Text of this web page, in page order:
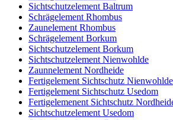
Sichtschutzelement Baltrum
Schrägelement Rhombus
Zaunelement Rhombus
Schrägelement Borkum
Sichtschutzelement Borkum
Sichtschutzelement Nienwohlde
Zaunnelement Nordheide
Fertigelement Sichtschutz Nienwohlde
Fertigelement Sichtschutz Usedom
Fertigelemenent Sichtschutz
Sichtschutzelement Usedom